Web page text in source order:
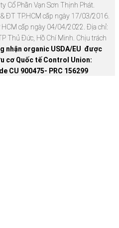
Cổ Phần Vạn Sơn Thịnh Phát.
ĐT TP.HCM cấp ngày 17/03/2016.
HCM cấp ngày 04/04/2022. Địa chỉ:
Thủ Đức, Hồ Chí Minh. Chịu trách
nhận organic USDA/EU được
cơ Quốc tế Control Union:
CU 900475- PRC 156299